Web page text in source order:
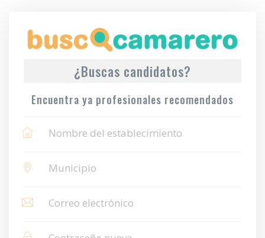
¿Buscas candidatos?
Encuentra ya profesionales recomendados